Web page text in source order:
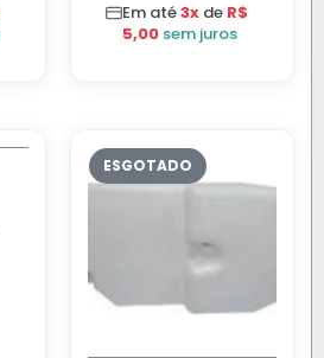
Em até3x de R$
5,00 sem juros